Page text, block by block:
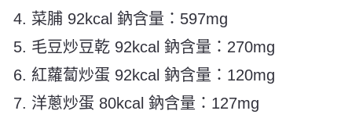
菜脯 92kcal 鈉含量：597mg
毛豆炒豆乾 92kcal 鈉含量：270mg
紅蘿蔔炒蛋 92kcal 鈉含量：120mg
洋蔥炒蛋 80kcal 鈉含量：127mg